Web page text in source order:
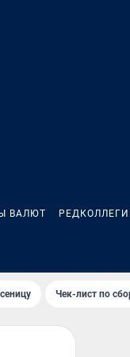
ВАЛЮТ
Чек-лист по